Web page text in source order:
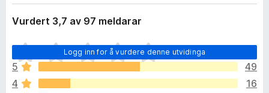
Vurdert 3,7 av 97 meldarar
Logg inn for å vurdere denne utvidinga
I
n
g
e
5
49
4
16